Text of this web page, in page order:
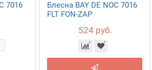
7016
Блесна BAY DE NOC 7016
FLT FON-ZAP
524 руб.